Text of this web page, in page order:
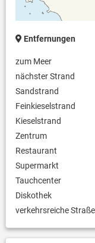
Entfernungen
zum Meer
nächster Strand
Sandstrand
Feinkieselstrand
Kieselstrand
Zentrum
Restaurant
Supermarkt
Tauchcenter
Diskothek
verkehrsreiche Straße